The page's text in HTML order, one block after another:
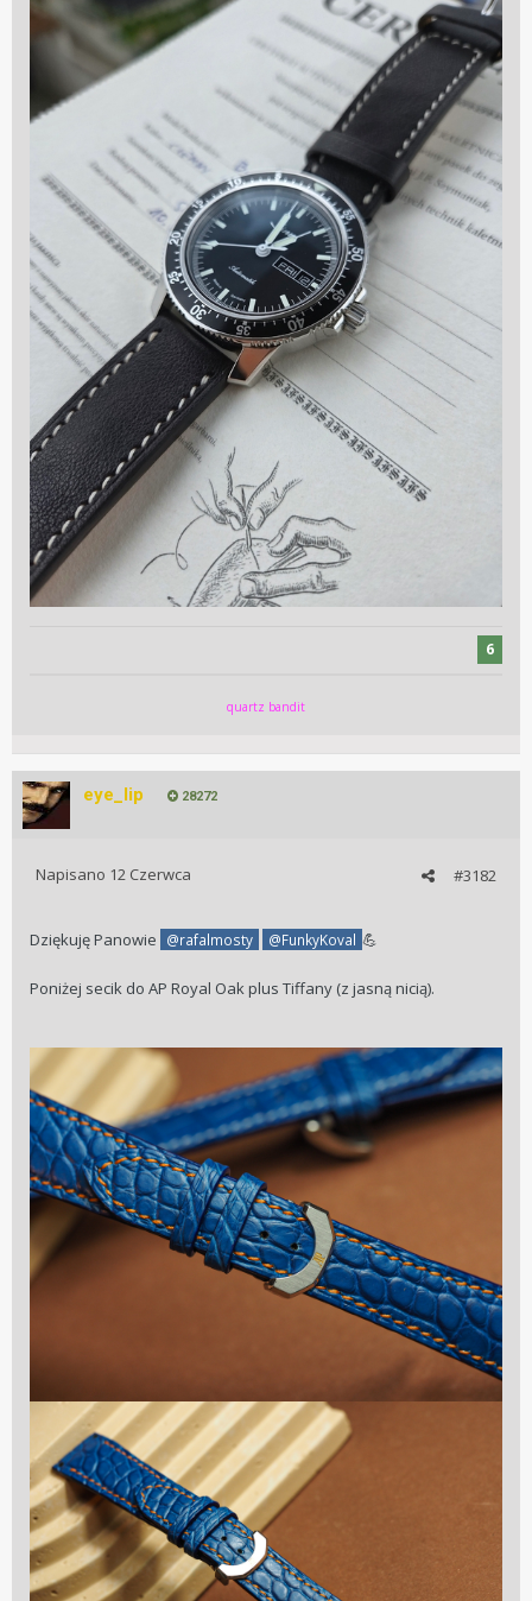
6
quartz bandit
eye_lip 28272
#3182
Napisano 12 Czerwca
Dziękuję Panowie @rafalmosty @FunkyKoval 💪
Poniżej secik do AP Royal Oak plus Tiffany (z jasną nicią).